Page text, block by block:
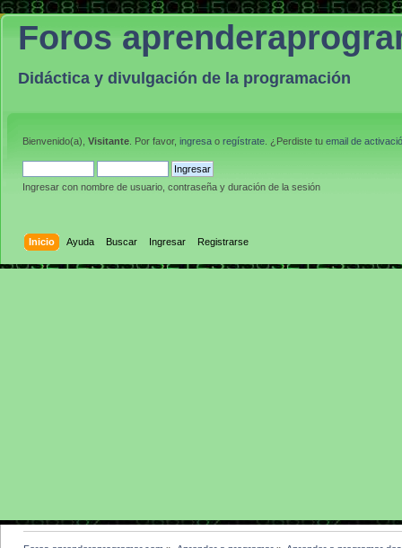
Foros
Didáctica y divulgación de la programación
Bienvenido(a), Visitante . Por favor, ingresa o regístrate . ¿Perdiste tu email de
Ingresar con nombre de usuario, contraseña y duración de la sesión
Inicio Ayuda Buscar Ingresar Registrarse